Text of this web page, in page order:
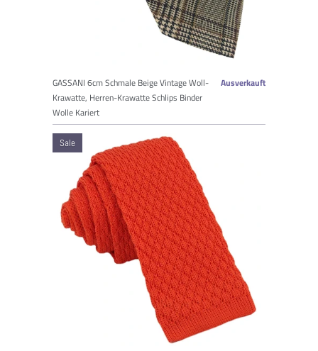
GASSANI 6cm Schmale Beige Vintage Woll-
Krawatte, Herren-Krawatte Schlips Binder
Wolle Kariert
Ausverkauft
Sale